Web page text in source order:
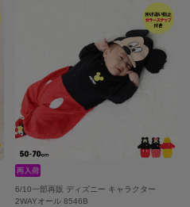
6/10一部再販 ディズニー キャラクター
2WAYオール 8546B